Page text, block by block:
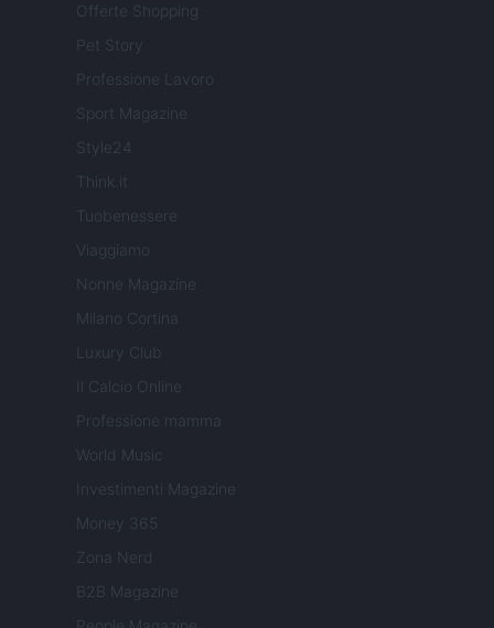
Offerte Shopping
Pet Story
Professione Lavoro
Sport Magazine
Style24
Think.it
Tuobenessere
Viaggiamo
Nonne Magazine
Milano Cortina
Luxury Club
Il Calcio Online
Professione mamma
World Music
Investimenti Magazine
Money 365
Zona Nerd
B2B Magazine